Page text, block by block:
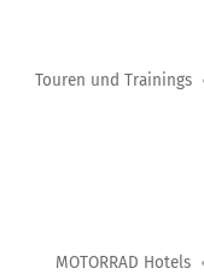
Touren und Trainings
MOTORRAD Hotels